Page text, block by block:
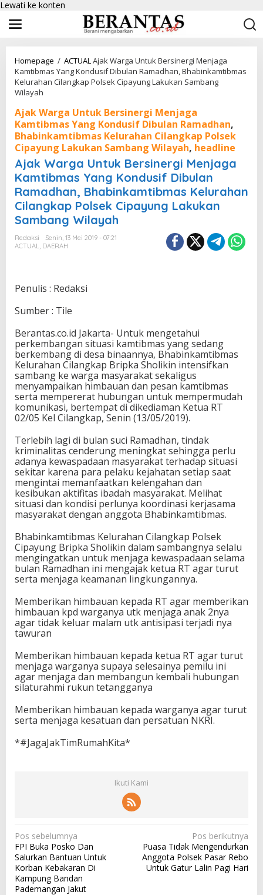
Lewati ke konten
Homepage / ACTUALAjak Warga Untuk Bersinergi Menjaga
Kamtibmas Yang Kondusif Dibulan Ramadhan, Bhabinkamtibmas
Kelurahan Cilangkap Polsek Cipayung Lakukan Sambang
Wilayah
Ajak Warga Untuk Bersinergi Menjaga
Kamtibmas Yang Kondusif Dibulan Ramadhan,
Bhabinkamtibmas Kelurahan Cilangkap Polsek
Cipayung Lakukan Sambang Wilayah, headline
Ajak Warga Untuk Bersinergi Menjaga
Kamtibmas Yang Kondusif Dibulan
Ramadhan, Bhabinkamtibmas Kelurahan
Cilangkap Polsek Cipayung Lakukan
Sambang Wilayah
Redaksi
Senin, 13 Mei 2019 - 07:21
ACTUAL, DAERAH
Penulis : Redaksi
Sumber : Tile
Berantas.co.id Jakarta- Untuk mengetahui
perkembangan situasi kamtibmas yang sedang
berkembang di desa binaannya, Bhabinkamtibmas
Kelurahan Cilangkap Bripka Sholikin intensifkan
sambang ke warga masyarakat sekaligus
menyampaikan himbauan dan pesan kamtibmas
serta mempererat hubungan untuk mempermudah
komunikasi, bertempat di dikediaman Ketua RT
02/05 Kel Cilangkap, Senin (13/05/2019).
Terlebih lagi di bulan suci Ramadhan, tindak
kriminalitas cenderung meningkat sehingga perlu
adanya kewaspadaan masyarakat terhadap situasi
sekitar karena para pelaku kejahatan setiap saat
mengintai memanfaatkan kelengahan dan
kesibukan aktifitas ibadah masyarakat. Melihat
situasi dan kondisi perlunya koordinasi kerjasama
masyarakat dengan anggota Bhabinkamtibmas.
Bhabinkamtibmas Kelurahan Cilangkap Polsek
Cipayung Bripka Sholikin dalam sambangnya selalu
mengingatkan untuk menjaga kewaspadaan selama
bulan Ramadhan ini mengajak ketua RT agar turut
serta menjaga keamanan lingkungannya.
Memberikan himbauan kepada RT agar memberikan
himbauan kpd warganya utk menjaga anak 2nya
agar tidak keluar malam utk antisipasi terjadi nya
tawuran
Memberikan himbauan kepada ketua RT agar turut
menjaga warganya supaya selesainya pemilu ini
agar menjaga dan membangun kembali hubungan
silaturahmi rukun tetangganya
Memberikan himbauan kepada warganya agar turut
serta menjaga kesatuan dan persatuan NKRI.
*#JagaJakTimRumahKita*
Ikuti Kami
N
a
v
i
Pos sebelumnya
FPI Buka Posko Dan
Salurkan Bantuan Untuk
Korban Kebakaran Di
Kampung Bandan
Pademangan Jakut
Pos berikutnya
Puasa Tidak Mengendurkan
Anggota Polsek Pasar Rebo
Untuk Gatur Lalin Pagi Hari